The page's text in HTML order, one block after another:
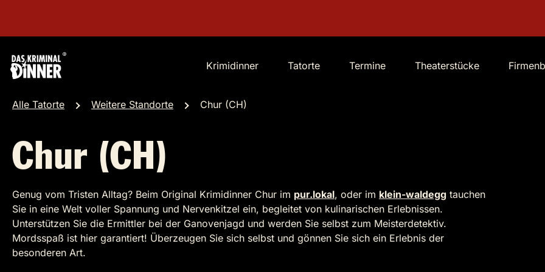
Krimidinner Tatorte Termine Theaterstücke
Alle Tatorte Weitere Standorte Chur (CH)
Chur (CH)
Genug vom Tristen Alltag? Beim Original Krimidinner Chur im pur.lokal, oder im klein-waldegg tauchen
Sie in eine Welt voller Spannung und Nervenkitzel ein, begleitet von kulinarischen Erlebnissen.
Unterstützen Sie die Ermittler bei der Ganovenjagd und werden Sie selbst zum Meisterdetektiv.
Mordsspaß ist hier garantiert! Überzeugen Sie sich selbst und gönnen Sie sich ein Erlebnis der
besonderen Art.